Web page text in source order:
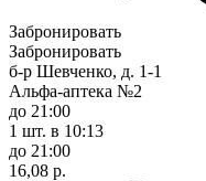
Забронировать
Забронировать
б-р Шевченко, д. 1-1
Альфа-аптека №2
до 21:00
1 шт. в 10:13
до 21:00
16,08 р.